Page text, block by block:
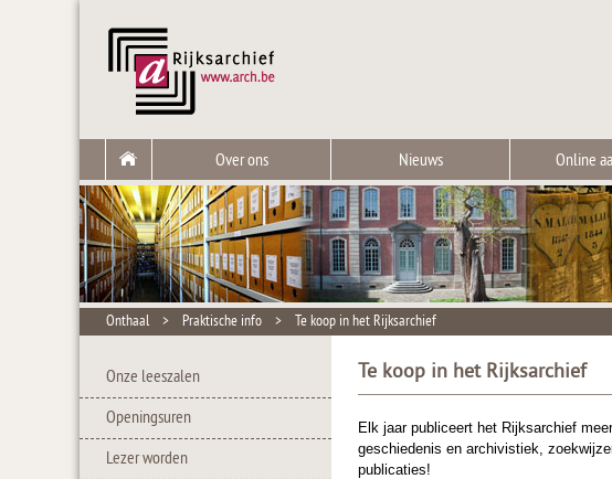
Over ons Nieuws Online
Onthaal > Praktische info > Te koop in het Rijksarchief
Onze leeszalen
Openingsuren
Lezer worden
Te koop in het Rijksarchief
Elk jaar publiceert het Rijksarchief
geschiedenis en archivistiek,
publicaties!